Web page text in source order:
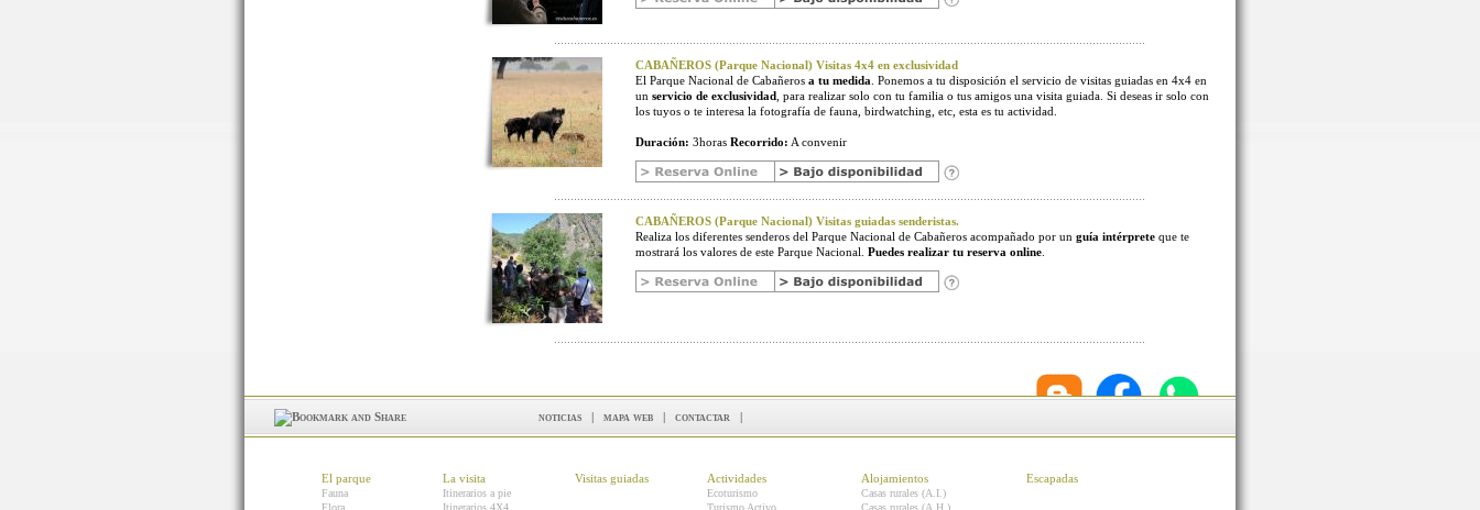
CABAÑEROS (Parque Nacional) Visitas 4x4 en exclusividad
El Parque Nacional de Cabañeros a tu medida . Ponemos a tu disposición el servicio de visitas guiadas en 4x4 en
un servicio de exclusividad , para realizar solo con tu familia o tus amigos una visita guiada. Si deseas ir solo con
los tuyos o te interesa la fotografía de fauna, birdwatching, etc, esta es tu actividad.
Duración: 3horas Recorrido: A convenir
CABAÑEROS (Parque Nacional) Visitas guiadas senderistas.
Realiza los diferentes senderos del Parque Nacional de Cabañeros acompañado por un guía intérprete que te
mostrará los valores de este Parque Nacional. Puedes realizar tu reserva online
noticias | mapa web | contactar |
El parque
Fauna
Flora
La visita
Itinerarios a pie
Itinerarios 4X4
Visitas guiadas Actividades
Ecoturismo
Turismo Activo
Alojamientos
Casas rurales (A.I.)
Casas rurales (A.H.)
Escapadas